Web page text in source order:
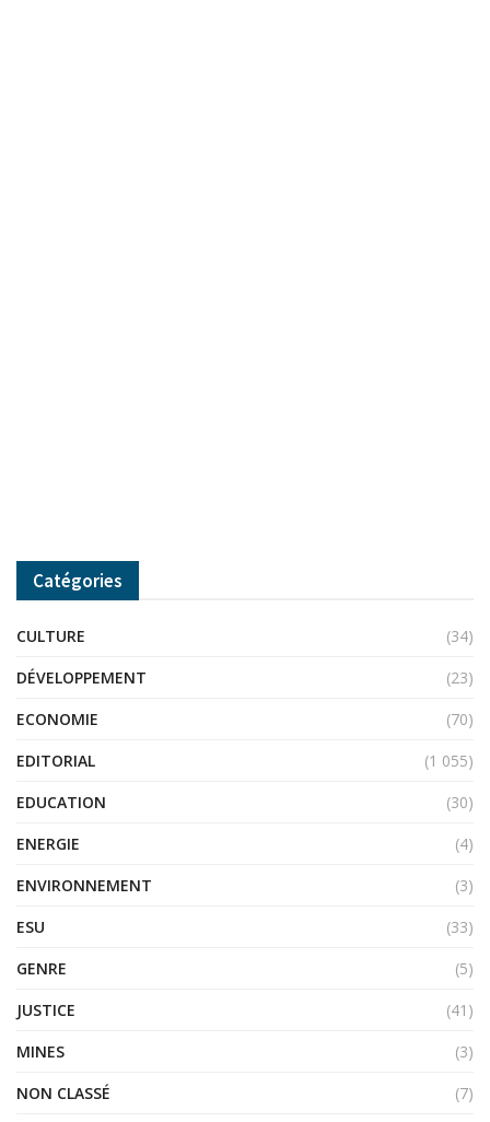
Catégories
CULTURE
(34)
DÉVELOPPEMENT
(23)
ECONOMIE
(70)
EDITORIAL
(1 055)
EDUCATION
(30)
ENERGIE
(4)
ENVIRONNEMENT
(3)
ESU
(33)
GENRE
(5)
JUSTICE
(41)
MINES
(3)
NON CLASSÉ
(7)